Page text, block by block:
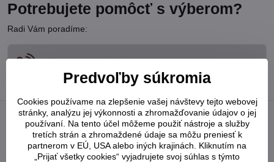
Potrebujete pomôcť s výberom?
Radi Vám poradíme:
Naposledy prezerané
Predvoľby súkromia
Cookies používame na zlepšenie vašej návštevy tejto webovej
stránky, analýzu jej výkonnosti a zhromažďovanie údajov o jej
používaní. Na tento účel môžeme použiť nástroje a služby
tretích strán a zhromaždené údaje sa môžu preniesť k
partnerom v EÚ, USA alebo iných krajinách. Kliknutím na
„Prijať všetky cookies“ vyjadrujete svoj súhlas s týmto